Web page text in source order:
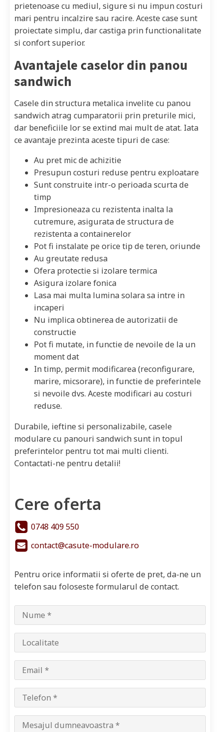
prietenoase cu mediul, sigure si nu impun costuri
mari pentru incalzire sau racire. Aceste case sunt
proiectate simplu, dar castiga prin functionalitate
si confort superior.
Avantajele caselor din panou
sandwich
Casele din structura metalica invelite cu panou
sandwich atrag cumparatorii prin preturile mici,
dar beneficiile lor se extind mai mult de atat. Iata
ce avantaje prezinta aceste tipuri de case:
Au pret mic de achizitie
Presupun costuri reduse pentru exploatare
Sunt construite intr-o perioada scurta de
timp
Impresioneaza cu rezistenta inalta la
cutremure, asigurata de structura de
rezistenta a containerelor
Pot fi instalate pe orice tip de teren, oriunde
Au greutate redusa
Ofera protectie si izolare termica
Asigura izolare fonica
Lasa mai multa lumina solara sa intre in
incaperi
Nu implica obtinerea de autorizatii de
constructie
Pot fi mutate, in functie de nevoile de la un
moment dat
In timp, permit modificarea (reconfigurare,
marire, micsorare), in functie de preferintele
si nevoile dvs. Aceste modificari au costuri
reduse.
Durabile, ieftine si personalizabile, casele
modulare cu panouri sandwich sunt in topul
preferintelor pentru tot mai multi clienti.
Contactati-ne pentru detalii!
Cere oferta
0748 409 550
contact@casute-modulare.ro
Pentru orice informatii si oferte de pret, da-ne un
telefon sau foloseste formularul de contact.